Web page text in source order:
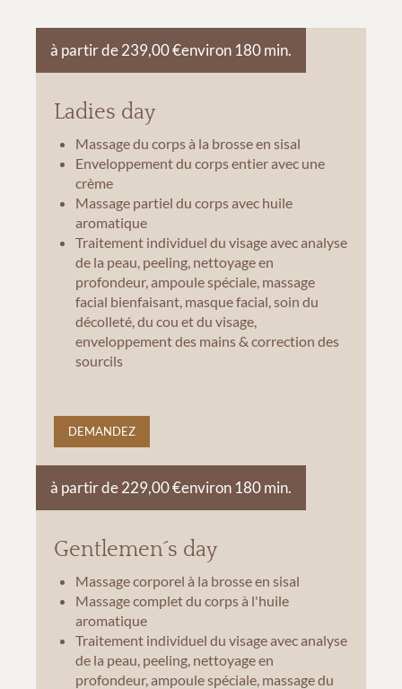
Ladies day
à partir de 239,00 €environ 180 min.
Massage du corps à la brosse en sisal
Enveloppement du corps entier avec une
crème
Massage partiel du corps avec huile
aromatique
Traitement individuel du visage avec analyse
de la peau, peeling, nettoyage en
profondeur, ampoule spéciale, massage
facial bienfaisant, masque facial, soin du
décolleté, du cou et du visage,
enveloppement des mains & correction des
sourcils
DEMANDEZ
Gentlemen´s day
à partir de 229,00 €environ 180 min.
Massage corporel à la brosse en sisal
Massage complet du corps à l'huile
aromatique
Traitement individuel du visage avec analyse
de la peau, peeling, nettoyage en
profondeur, ampoule spéciale, massage du